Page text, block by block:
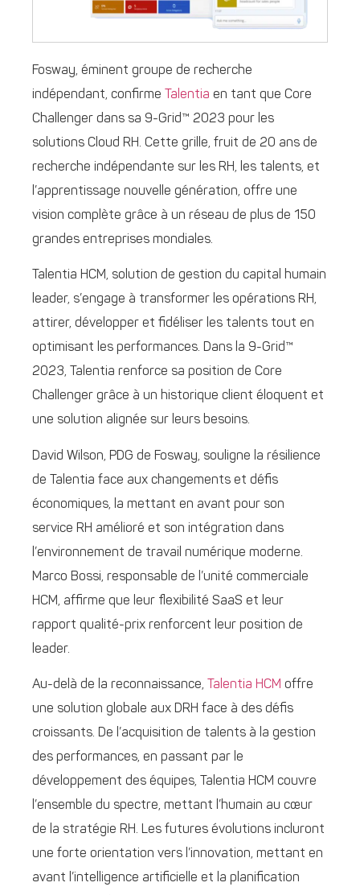
Fosway, éminent groupe de recherche
indépendant, confirme
Talentia en tant que Core
Challenger dans sa 9-Grid™ 2023 pour les
solutions Cloud RH. Cette grille, fruit de 20 ans de
recherche indépendante sur les RH, les talents, et
l’apprentissage nouvelle génération, offre une
vision complète grâce à un réseau de plus de 150
grandes entreprises mondiales.
Talentia HCM, solution de gestion du capital humain
leader, s’engage à transformer les opérations RH,
attirer, développer et fidéliser les talents tout en
optimisant les performances. Dans la 9-Grid™
2023, Talentia renforce sa position de Core
Challenger grâce à un historique client éloquent et
une solution alignée sur leurs besoins.
David Wilson, PDG de Fosway, souligne la résilience
de Talentia face aux changements et défis
économiques, la mettant en avant pour son
service RH amélioré et son intégration dans
l’environnement de travail numérique moderne.
Marco Bossi, responsable de l’unité commerciale
HCM, affirme que leur flexibilité SaaS et leur
rapport qualité-prix renforcent leur position de
leader.
Au-delà de la reconnaissance, Talentia HCM offre
une solution globale aux DRH face à des défis
croissants. De l’acquisition de talents à la gestion
des performances, en passant par le
développement des équipes, Talentia HCM couvre
l’ensemble du spectre, mettant l’humain au cœur
de la stratégie RH. Les futures évolutions incluront
une forte orientation vers l’innovation, mettant en
avant l’intelligence artificielle et la planification